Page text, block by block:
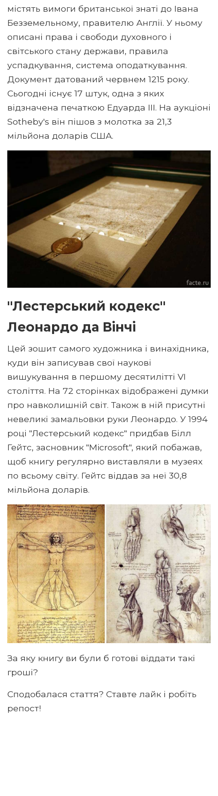
містять вимоги британської знаті до Івана
Безземельному, правителю Англії. У ньому
описані права і свободи духовного і
світського стану держави, правила
успадкування, система оподаткування.
Документ датований червнем 1215 року.
Сьогодні існує 17 штук, одна з яких
відзначена печаткою Едуарда III. На аукціоні
Sotheby's він пішов з молотка за 21,3
мільйона доларів США.
"Лестерський кодекс"
Леонардо да Вінчі
Цей зошит самого художника і винахідника,
куди він записував свої наукові
вишукування в першому десятилітті VI
століття. На 72 сторінках відображені думки
про навколишній світ. Також в ній присутні
невеликі замальовки руки Леонардо. У 1994
році "Лестерський кодекс" придбав Білл
Гейтс, засновник "Microsoft", який побажав,
щоб книгу регулярно виставляли в музеях
по всьому світу. Гейтс віддав за неї 30,8
мільйона доларів.
За яку книгу ви були б готові віддати такі
гроші?
Сподобалася стаття? Ставте лайк і робіть
репост!